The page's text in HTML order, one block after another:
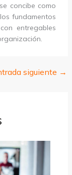
concibe como
fundamentos
entregables
siguiente →